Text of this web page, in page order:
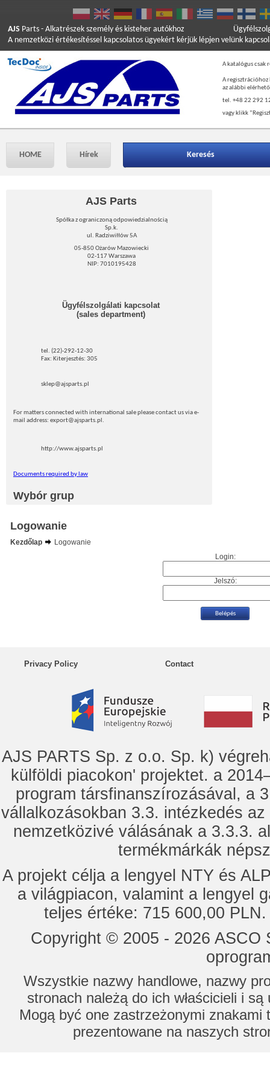
AJS Parts - Alkatrészek személy és kisteher autókhoz
A nemzetközi értékesítéssel kapcsolatos ügyekért kérjük lépjen velünk
A katalógus csak
A regisztrációhoz
az alábbi
tel. +48 22 292
vagy klikk
HOME Hírek Keresés
AJS Parts
Spółka z ograniczoną odpowiedzialnością
Sp.k.
ul. Radziwiłłów 5A
05-850 Ożarów Mazowiecki
02-117 Warszawa
NIP: 7010195428
Ügyfélszolgálati kapcsolat
(sales department)
tel. (22)-292-12-30
Fax: Kiterjesztés: 305
sklep@ajsparts.pl
For matters connected with international sale please contact us via e-
mail address: export@ajsparts.pl.
http://www.ajsparts.pl
Documents required by law
Wybór grup
Logowanie
Kezdőlap
Logowanie
Login:
Jelszó:
Privacy Policy Contact
AJS PARTS Sp. z o.o. Sp. k)
külföldi piacokon' projektet. a
program társfinanszírozásával, a
vállalkozásokban 3.3. intézkedés
nemzetközivé válásának a 3.3.3.
termékmárkák
A projekt célja a lengyel NTY és
a világpiacon, valamint a lengyel
teljes értéke: 715 600,00
Copyright © 2005 - 2026
Wszystkie nazwy handlowe, nazwy
stronach należą do ich właścicieli i
Mogą być one zastrzeżonymi znakami
prezentowane na naszych